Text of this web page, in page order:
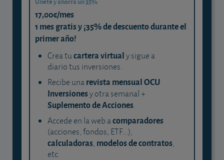
17,00€/mes
1 mes gratis y ¡35% de descuento durante el
primer año!
Crea tucartera virtualy sigue a
diario tus inversiones.
Recibe unarevista mensual OCU
Inversionesy otra semanal +
Suplemento de Acciones.
Accede en la web acomparadores
(acciones, fondos, ETF...),
calculadoras, modelos de contratos,
etc.